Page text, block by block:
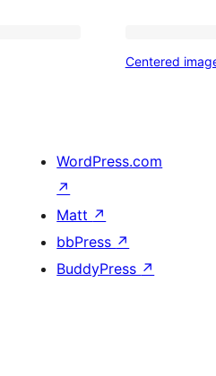
Centered
WordPress.com
↗
Matt ↗
bbPress ↗
BuddyPress ↗